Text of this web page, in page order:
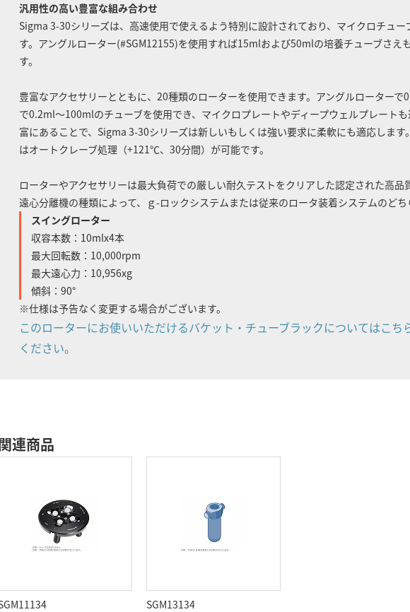
汎用性の高い豊富な組み合わせ
Sigma 3-30シリーズは、高速使用で使えるよう特別に設計されており、マイクロチュ
す。アングルローター(#SGM12155)を使用すれば15mlおよび50mlの培養チューブさえ
す。
豊富なアクセサリーとともに、20種類のローターを使用できます。アングルローター
で0.2ml～100mlのチューブを使用でき、マイクロプレートやディープウェルプレート
富にあることで、Sigma 3-30シリーズは新しいもしくは強い要求に柔軟にも適応します
はオートクレーブ処理（+121℃、30分間）が可能です。
ローターやアクセサリーは最大負荷での厳しい耐久テストをクリアした認定された高品
遠心分離機の種類によって、ｇ-ロックシステムまたは従来のロータ装着システムのどち
スイングローター
収容本数：10mlx4本
最大回転数：10,000rpm
最大遠心力：10,956xg
傾斜：90°
※仕様は予告なく変更する場合がございます。
このローターにお使いいただけるバケット・チューブラックについてはこち
ください。
連商品
SGM13134